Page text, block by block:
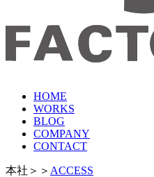
HOME
WORKS
BLOG
COMPANY
CONTACT
本社 ＞＞ ACCESS